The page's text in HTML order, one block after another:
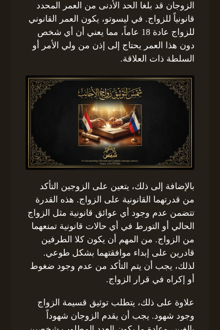
الزوجان قد بلغا الحد الأدنى من العمر المحدد
قانونياً للزواج. في ليسوتو، يكون العمر القانوني
للزواج عادة 18 عاماً، مما يعني أن أي شخص
دون هذا العمر يحتاج إلى إذن من ولي الأمر أو
السلطة ذات العلاقة.
بالإضافة إلى ذلك، يتعين على الزوجين التأكد
من قدرتهما القانونية على الزواج. هذه القدرة
تتضمن عدم وجود أي عوائق قانونية مثل الزواج
الحالي أو التورط في أي حالات قانونية تمنعهما
من الزواج. من المهم أن يكون كلا الطرفين
قادرين على إبداء موافقتهما بشكل طوعي.
لذلك، يجب أن يتم التأكد من عدم وجود ضغوط
أو إكراه في قرار الزواج.
علاوة على ذلك، يتطلب توثيق قسيمة الزواج
وجود شهود. يجب أن يقدم الزوجان شهوداً